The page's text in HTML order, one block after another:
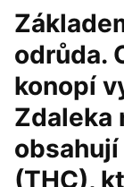
odrůda.
konopí
Zdaleka
(THC),